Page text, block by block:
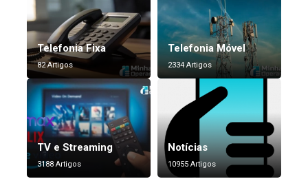
Telefonia Fixa
82 Artigos
Telefonia Móvel
2334 Artigos
TV e Streaming
3188 Artigos
Notícias
10955 Artigos